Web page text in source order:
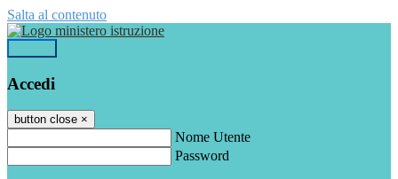
Salta al contenuto
Accedi
button close ×
Nome Utente
Password